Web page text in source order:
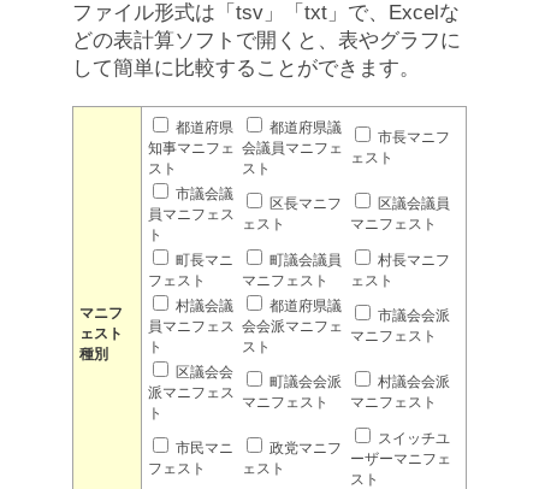
ファイル形式は「tsv」「txt」で、Excelな
どの表計算ソフトで開くと、表やグラフに
して簡単に比較することができます。
マニフ
ェスト
種別
都道府県
知事マニフェ
スト
都道府県議
会議員マニフェ
スト
市長マニフ
ェスト
市議会議
員マニフェス
ト
区長マニフ
ェスト
区議会議員
マニフェスト
町長マニ
フェスト
町議会議員
マニフェスト
村長マニフ
ェスト
村議会議
員マニフェス
ト
都道府県議
会会派マニフェ
スト
市議会会派
マニフェスト
区議会会
派マニフェス
ト
町議会会派
マニフェスト
村議会会派
マニフェスト
市民マニ
フェスト
政党マニフ
ェスト
スイッチユ
ーザーマニフェ
スト